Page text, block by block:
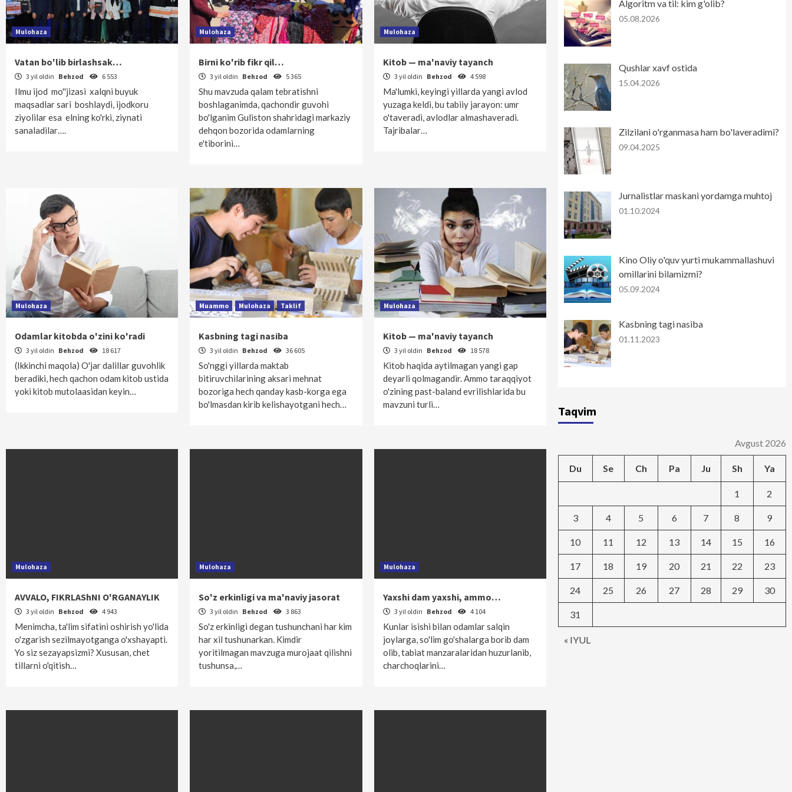
Mulohaza
Vatan bo'lib birlashsak…
3 yil oldin Behzod 6 553
Ilmu ijod mo''jizasi xalqni buyuk
maqsadlar sari boshlaydi, ijodkoru
ziyolilar esa elning ko'rki, ziynati
sanaladilar….
Mulohaza
Birni ko'rib fikr qil…
3 yil oldin Behzod 5 365
Shu mavzuda qalam tebratishni
boshlaganimda, qachondir guvohi
bo'lganim Guliston shahridagi markaziy
dehqon bozorida odamlarning
e'tiborini…
Mulohaza
Kitob — ma'naviy tayanch
3 yil oldin Behzod 4 598
Ma'lumki, keyingi yillarda yangi avlod
yuzaga keldi, bu tabiiy jarayon: umr
o'taveradi, avlodlar almashaveradi.
Tajribalar…
Mulohaza
Odamlar kitobda o'zini ko'radi
3 yil oldin Behzod 18 617
(Ikkinchi maqola) O'jar dalillar guvohlik
beradiki, hech qachon odam kitob ustida
yoki kitob mutolaasidan keyin…
Muammo Mulohaza Taklif
Kasbning tagi nasiba
3 yil oldin Behzod 36 605
So'nggi yillarda maktab
bitiruvchilarining aksari mehnat
bozoriga hech qanday kasb-korga ega
bo'lmasdan kirib kelishayotgani hech…
Mulohaza
Kitob — ma'naviy tayanch
3 yil oldin Behzod 18 578
Kitob haqida aytilmagan yangi gap
deyarli qolmagandir. Ammo taraqqiyot
o'zining past-baland evrilishlarida bu
mavzuni turli…
Mulohaza
AVVALO, FIKRLAShNI O'RGANAYLIK
3 yil oldin Behzod 4 943
Menimcha, ta'lim sifatini oshirish yo'lida
o'zgarish sezilmayotganga o'xshayapti.
Yo siz sezayapsizmi? Xususan, chet
tillarni o'qitish…
Mulohaza
So'z erkinligi va ma'naviy jasorat
3 yil oldin Behzod 3 863
So'z erkinligi degan tushunchani har kim
har xil tushunarkan. Kimdir
yoritilmagan mavzuga murojaat qilishni
tushunsa,…
Mulohaza
Yaxshi dam yaxshi, ammo…
3 yil oldin Behzod 4 104
Kunlar isishi bilan odamlar salqin
joylarga, so'lim go'shalarga borib dam
olib, tabiat manzaralaridan huzurlanib,
charchoqlarini…
Algoritm va til: kim g'olib?
05.08.2026
Qushlar xavf ostida
15.04.2026
Zilzilani o'rganmasa ham bo'laveradimi?
09.04.2025
Jurnalistlar maskani yordamga muhtoj
01.10.2024
Kino Oliy o'quv yurti mukammallashuvi
omillarini bilamizmi?
05.09.2024
Kasbning tagi nasiba
01.11.2023
Taqvim
Avgust 2026
Du Se Ch Pa Ju Sh Ya
« IYUL
1 2
3 4 5 6 7 8 9
10 11 12 13 14 15 16
17 18 19 20 21 22 23
24 25 26 27 28 29 30
31